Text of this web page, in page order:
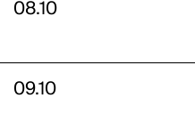
08.10
09.10